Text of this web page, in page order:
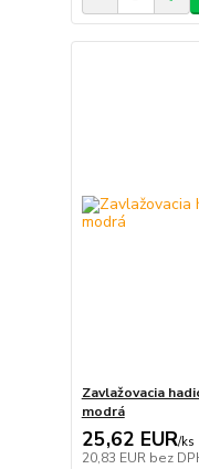
Zavlažovacia
modrá
25,62 EUR/ks
20,83 EUR bez